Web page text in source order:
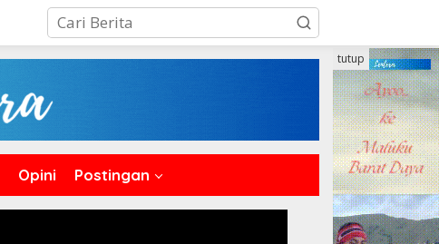
Opini Postingan
tutup